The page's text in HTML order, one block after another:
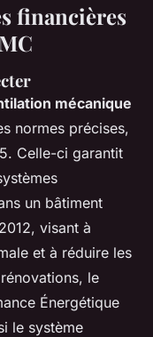
financières
mécanique
normes précises,
Celle-ci garantit
un bâtiment
visant à
et à réduire les
le
Énergétique
le système